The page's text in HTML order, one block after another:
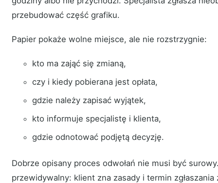
przebudować część grafiku.
Papier pokaże wolne miejsce, ale nie rozstrzygnie:
kto ma zająć się zmianą,
czy i kiedy pobierana jest opłata,
gdzie należy zapisać wyjątek,
kto informuje specjalistę i klienta,
gdzie odnotować podjętą decyzję.
Dobrze opisany proces odwołań nie musi być
przewidywalny: klient zna zasady i termin